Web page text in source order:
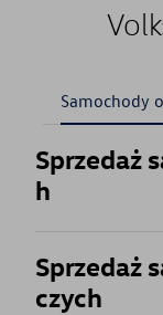
Samochody
Sprzedaż
h
Sprzedaż
czych